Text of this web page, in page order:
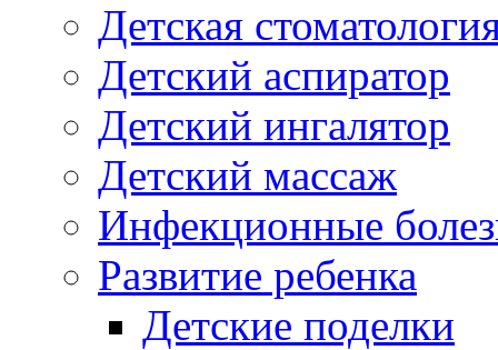
Детская
Детский аспиратор
Детский ингалятор
Детский массаж
Инфекционные
Развитие ребенка
Детские поделки